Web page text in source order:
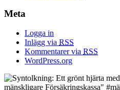
Meta
Logga in
Inlägg via RSS
Kommentarer via RSS
WordPress.org